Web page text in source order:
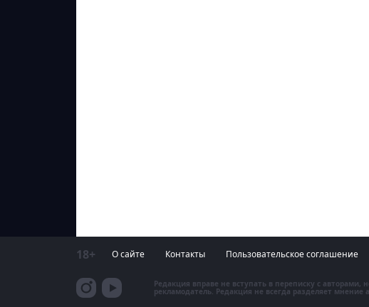
18+ О сайте Контакты Пользовательское соглашение
Редакция вправе не вступать в переписку с
рекламодатель. Редакция не всегда разделяет мнение